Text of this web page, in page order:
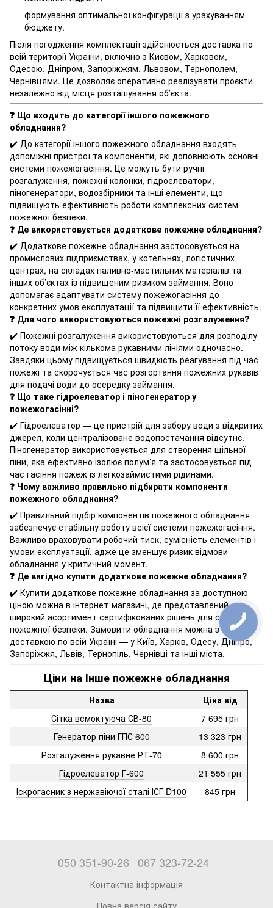
формування оптимальної конфігурації з урахуванням
бюджету.
Після погодження комплектації здійснюється доставка по
всій території України, включно з Києвом, Харковом,
Одесою, Дніпром, Запоріжжям, Львовом, Тернополем,
Чернівцями. Це дозволяє оперативно реалізувати проєкти
незалежно від місця розташування об’єкта.
❓ Що входить до категорії іншого пожежного
обладнання?
✔️ До категорії іншого пожежного обладнання входять
допоміжні пристрої та компоненти, які доповнюють основні
системи пожежогасіння. Це можуть бути ручні
розгалуження, пожежні колонки, гідроелеватори,
піногенератори, водозбірники та інші елементи, що
підвищують ефективність роботи комплексних систем
пожежної безпеки.
❓ Де використовується додаткове пожежне обладнання?
✔️ Додаткове пожежне обладнання застосовується на
промислових підприємствах, у котельнях, логістичних
центрах, на складах паливно-мастильних матеріалів та
інших об’єктах із підвищеним ризиком займання. Воно
допомагає адаптувати систему пожежогасіння до
конкретних умов експлуатації та підвищити її ефективність.
❓ Для чого використовуються пожежні розгалуження?
✔️ Пожежні розгалуження використовуються для розподілу
потоку води між кількома рукавними лініями одночасно.
Завдяки цьому підвищується швидкість реагування під час
пожежі та скорочується час розгортання пожежних рукавів
для подачі води до осередку займання.
❓ Що таке гідроелеватор і піногенератор у
пожежогасінні?
✔️ Гідроелеватор — це пристрій для забору води з відкритих
джерел, коли централізоване водопостачання відсутнє.
Піногенератор використовується для створення щільної
піни, яка ефективно ізолює полум’я та застосовується під
час гасіння пожеж із легкозаймистими рідинами.
❓ Чому важливо правильно підбирати компоненти
пожежного обладнання?
✔️ Правильний підбір компонентів пожежного обладнання
забезпечує стабільну роботу всієї системи пожежогасіння.
Важливо враховувати робочий тиск, сумісність елементів і
умови експлуатації, адже це зменшує ризик відмови
обладнання у критичний момент.
❓ Де вигідно купити додаткове пожежне обладнання?
✔️ Купити додаткове пожежне обладнання за доступною
ціною можна в інтернет-магазині, де представлений
широкий асортимент сертифікованих рішень для систем
пожежної безпеки. Замовити обладнання можна з
доставкою по всій Україні — у Київ, Харків, Одесу, Дніпро,
Запоріжжя, Львів, Тернопіль, Чернівці та інші міста.
Ціни на Інше пожежне обладнання
Назва
Ціна від
Сітка всмоктуюча СВ-80
7 695 грн
Генератор піни ГПС 600
13 323 грн
Розгалуження рукавне РТ-70
8 600 грн
Гідроелеватор Г-600
21 555 грн
Іскрогасник з нержавіючої сталі ІСГ D100
845 грн
050 351-90-26 067 323-72-24
Контактна інформація
Повна версія сайту